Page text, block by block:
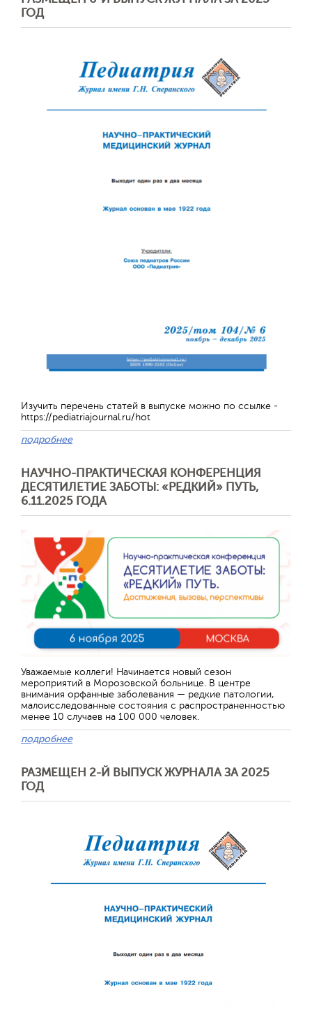
ГОД
Изучить перечень статей в выпуске можно по ссылке -
https://pediatriajournal.ru/hot
подробнее
НАУЧНО-ПРАКТИЧЕСКАЯ КОНФЕРЕНЦИЯ
ДЕСЯТИЛЕТИЕ ЗАБОТЫ: «РЕДКИЙ» ПУТЬ,
6.11.2025 ГОДА
Уважаемые коллеги! Начинается новый сезон
мероприятий в Морозовской больнице. В центре
внимания орфанные заболевания — редкие патологии,
малоисследованные состояния с распространенностью
менее 10 случаев на 100 000 человек.
подробнее
РАЗМЕЩЕН 2-Й ВЫПУСК ЖУРНАЛА ЗА 2025
ГОД
Отправить